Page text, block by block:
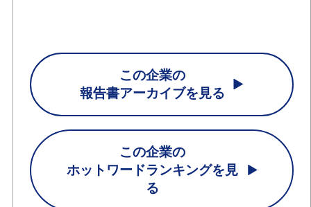
この企業の
報告書アーカイブを見る
この企業の
ホットワードランキングを見
る